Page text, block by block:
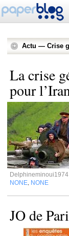
Actu — Crise
La crise
pour
Delphineminoui1974
NONE NONE
JO de